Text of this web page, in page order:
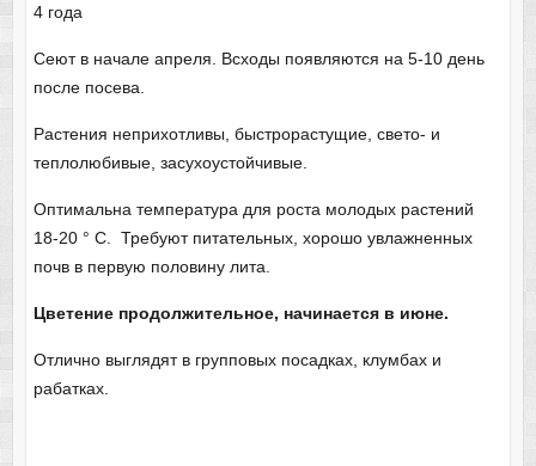
4 года
Сеют в начале апреля. Всходы появляются на 5-10 день
после посева.
Растения неприхотливы, быстрорастущие, свето- и
теплолюбивые, засухоустойчивые.
Оптимальна температура для роста молодых растений
18-20 ° С. Требуют питательных, хорошо увлажненных
почв в первую половину лита.
Цветение продолжительное, начинается в июне.
Отлично выглядят в групповых посадках, клумбах и
рабатках.